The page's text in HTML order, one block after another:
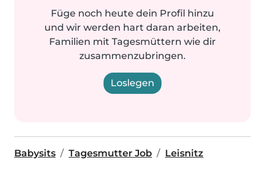
Füge noch heute dein Profil hinzu
und wir werden hart daran arbeiten,
Familien mit Tagesmüttern wie dir
zusammenzubringen.
Loslegen
Babysits Tagesmutter Job Leisnitz